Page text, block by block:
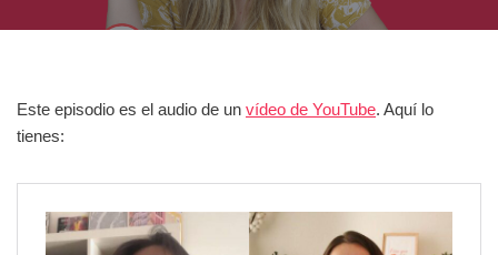
Este episodio es el audio de un vídeo de YouTube. Aquí lo
tienes: